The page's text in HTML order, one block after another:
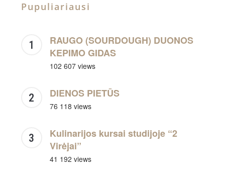
Pupuliariausi
RAUGO (SOURDOUGH) DUONOS
KEPIMO GIDAS
102 607 views
DIENOS PIETŪS
76 118 views
Kulinarijos kursai studijoje “2
Virėjai”
41 192 views